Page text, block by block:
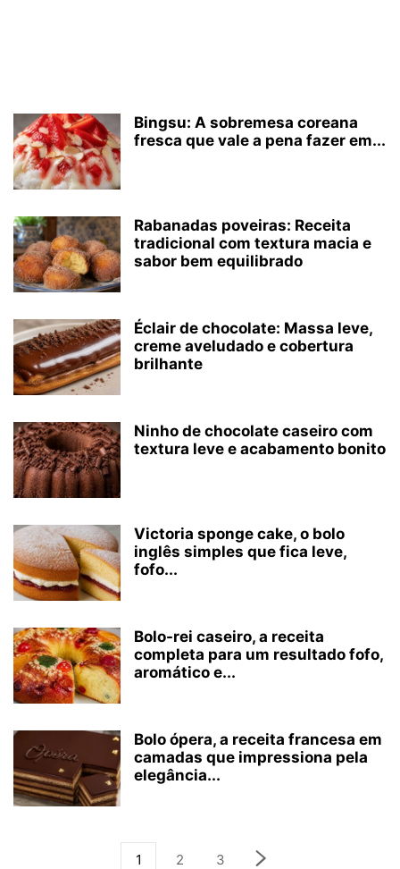
Bingsu: A sobremesa coreana
fresca que vale a pena fazer em...
Rabanadas poveiras: Receita
tradicional com textura macia e
sabor bem equilibrado
Éclair de chocolate: Massa leve,
creme aveludado e cobertura
brilhante
Ninho de chocolate caseiro com
textura leve e acabamento bonito
Victoria sponge cake, o bolo
inglês simples que fica leve,
fofo...
Bolo-rei caseiro, a receita
completa para um resultado fofo,
aromático e...
Bolo ópera, a receita francesa em
camadas que impressiona pela
elegância...
1 2 3